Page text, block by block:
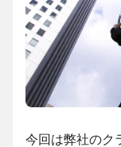
今回は弊社のク